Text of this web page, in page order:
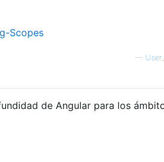
Scopes
—
de Angular para los